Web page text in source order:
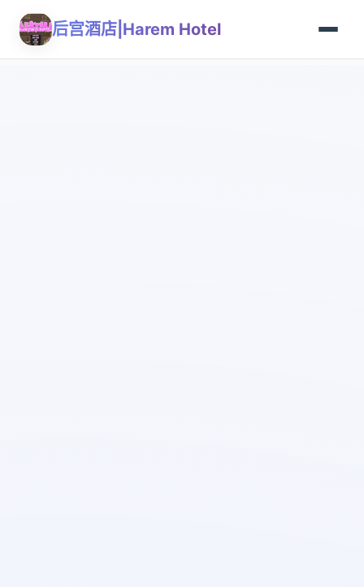
后宫酒店|Harem Hotel